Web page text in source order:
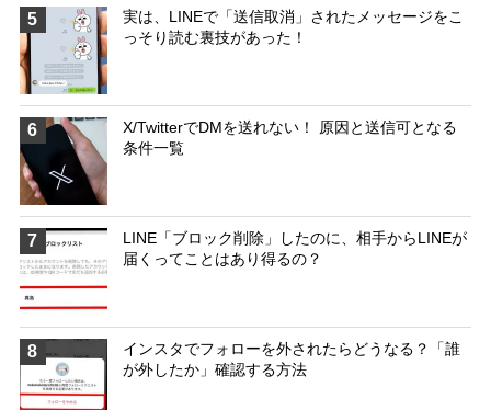
5
実は、LINEで「送信取消」されたメッセージをこ
っそり読む裏技があった！
6
X/TwitterでDMを送れない！ 原因と送信可となる
条件一覧
7
LINE「ブロック削除」したのに、相手からLINEが
届くってことはあり得るの？
8
インスタでフォローを外されたらどうなる？「誰
が外したか」確認する方法